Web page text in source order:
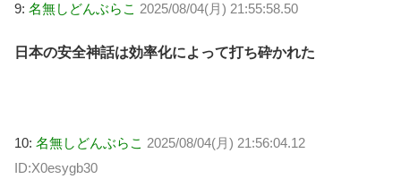
9: 名無しどんぶらこ 2025/08/04(月) 21:55:58.50
日本の安全神話は効率化によって打ち砕かれた
10: 名無しどんぶらこ 2025/08/04(月) 21:56:04.12
ID:X0esygb30